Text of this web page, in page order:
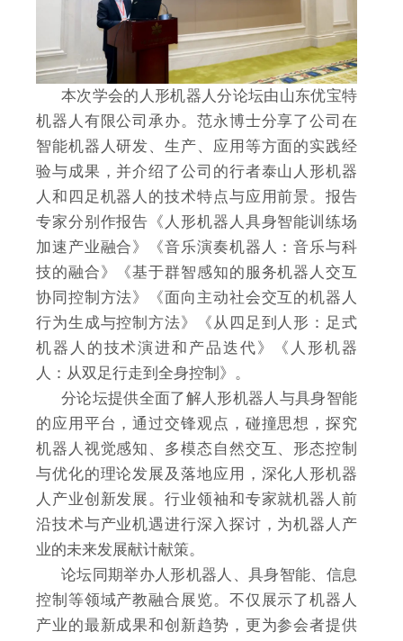
本次学会的人形机器人分论坛由山东优宝特
机器人有限公司承办。范永博士分享了公司在
智能机器人研发、生产、应用等方面的实践经
验与成果，并介绍了公司的行者泰山人形机器
人和四足机器人的技术特点与应用前景。报告
专家分别作报告《人形机器人具身智能训练场
加速产业融合》《音乐演奏机器人：音乐与科
技的融合》《基于群智感知的服务机器人交互
协同控制方法》《面向主动社会交互的机器人
行为生成与控制方法》《从四足到人形：足式
机器人的技术演进和产品迭代》《人形机器
人：从双足行走到全身控制》。
分论坛提供全面了解人形机器人与具身智能
的应用平台，通过交锋观点，碰撞思想，探究
机器人视觉感知、多模态自然交互、形态控制
与优化的理论发展及落地应用，深化人形机器
人产业创新发展。行业领袖和专家就机器人前
沿技术与产业机遇进行深入探讨，为机器人产
业的未来发展献计献策。
论坛同期举办人形机器人、具身智能、信息
控制等领域产教融合展览。不仅展示了机器人
产业的最新成果和创新趋势，更为参会者提供